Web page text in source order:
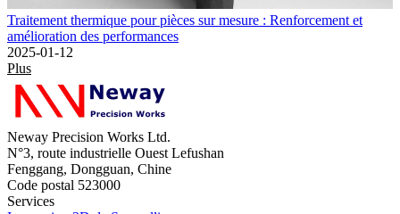
Traitement thermique pour pièces sur mesure : Renforcement et
amélioration des performances
2025-01-12
Plus
Neway Precision Works Ltd.
N°3, route industrielle Ouest Lefushan
Fenggang, Dongguan, Chine
Code postal 523000
Services